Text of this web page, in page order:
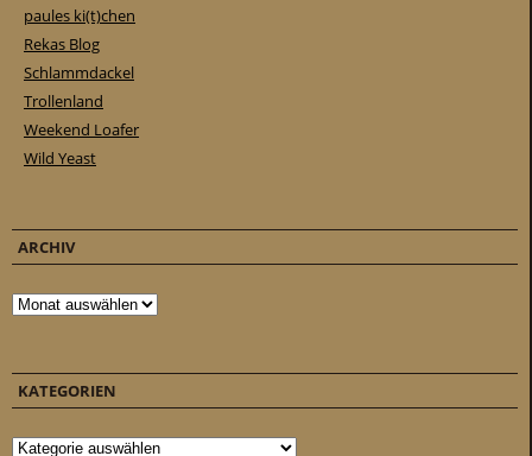
paules ki(t)chen
Rekas Blog
Schlammdackel
Trollenland
Weekend Loafer
Wild Yeast
ARCHIV
Archiv
KATEGORIEN
Kategorien